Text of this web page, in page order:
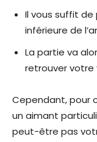
Il vous suffit de
inférieure de
La partie va
retrouver
Cependant, pour
un aimant
peut-être pas